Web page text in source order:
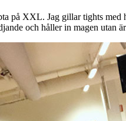
på XXL. Jag gillar tights med
och håller in magen utan